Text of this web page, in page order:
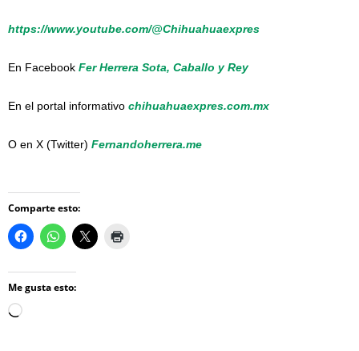
https://www.youtube.com/@Chihuahuaexpres
En Facebook Fer Herrera Sota, Caballo y Rey
En el portal informativo chihuahuaexpres.com.mx
O en X (Twitter) Fernandoherrera.me
Comparte esto:
Me gusta esto:
Loading…